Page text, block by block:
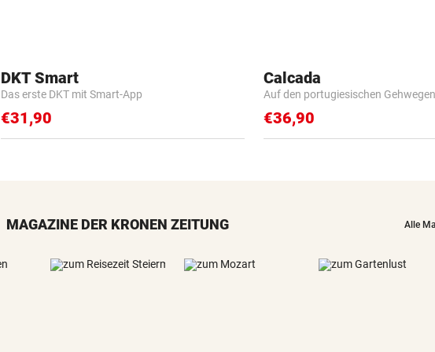
DKT Smart
Das erste DKT mit Smart-App
€31,90
Calcada
Auf den portugiesischen Gehwegen
€36,90
MAGAZINE DER KRONEN ZEITUNG Alle